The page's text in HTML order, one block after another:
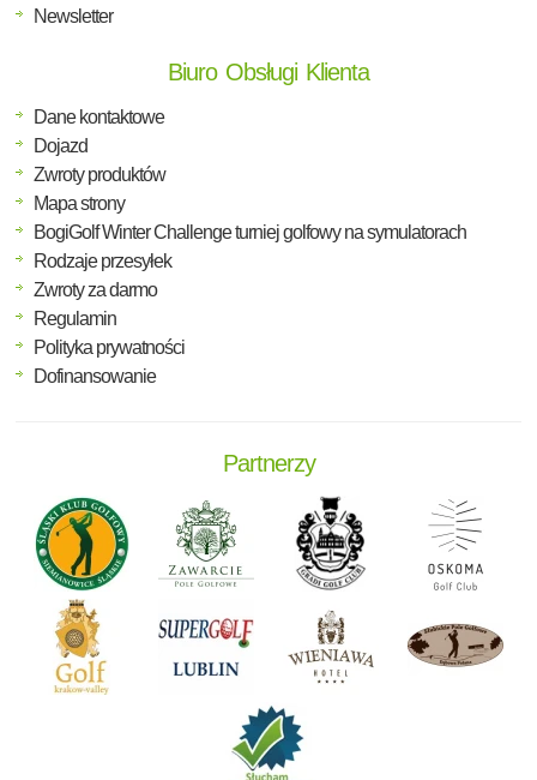
Newsletter
Biuro Obsługi Klienta
Dane kontaktowe
Dojazd
Zwroty produktów
Mapa strony
BogiGolf Winter Challenge turniej golfowy na symulatorach
Rodzaje przesyłek
Zwroty za darmo
Regulamin
Polityka prywatności
Dofinansowanie
Partnerzy